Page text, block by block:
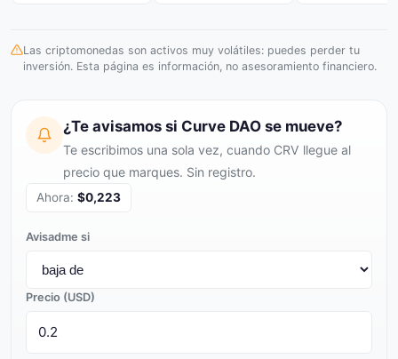
Las criptomonedas son activos muy volátiles: puedes perder tu
inversión. Esta página es información, no asesoramiento financiero.
¿Te avisamos si Curve DAO se mueve?
Te escribimos una sola vez, cuando CRV llegue al
precio que marques. Sin registro.
Ahora: $0,223
Avisadme si
Precio (USD)